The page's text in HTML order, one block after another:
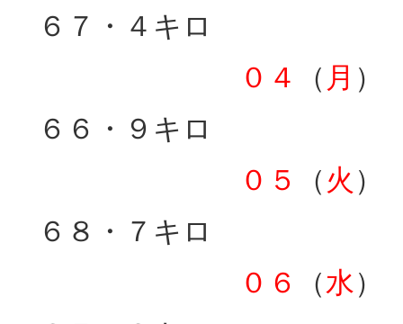
６７・４キロ
０４
（ 月 ）
６６・９キロ
０５
（ 火 ）
６８・７キロ
０６
（水）